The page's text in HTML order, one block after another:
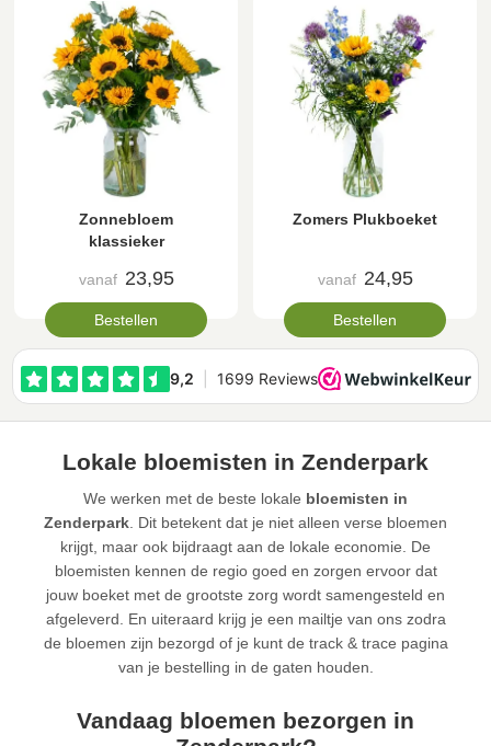
Zonnebloem
klassieker
vanaf 23,95
Bestellen
Zomers Plukboeket
vanaf 24,95
Bestellen
Lokale bloemisten in Zenderpark
We werken met de beste lokale bloemisten in
Zenderpark . Dit betekent dat je niet alleen verse bloemen
krijgt, maar ook bijdraagt aan de lokale economie. De
bloemisten kennen de regio goed en zorgen ervoor dat
jouw boeket met de grootste zorg wordt samengesteld en
afgeleverd. En uiteraard krijg je een mailtje van ons zodra
de bloemen zijn bezorgd of je kunt de track & trace pagina
van je bestelling in de gaten houden.
Vandaag bloemen bezorgen in